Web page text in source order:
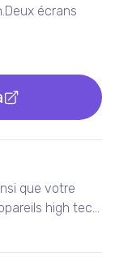
écrans
que votre
high tech
leur